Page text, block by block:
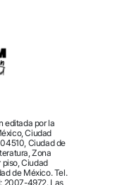
editada por la
Ciudad
Ciudad de
Zona
piso, Ciudad
de México. Tel.
2007-4972. Las